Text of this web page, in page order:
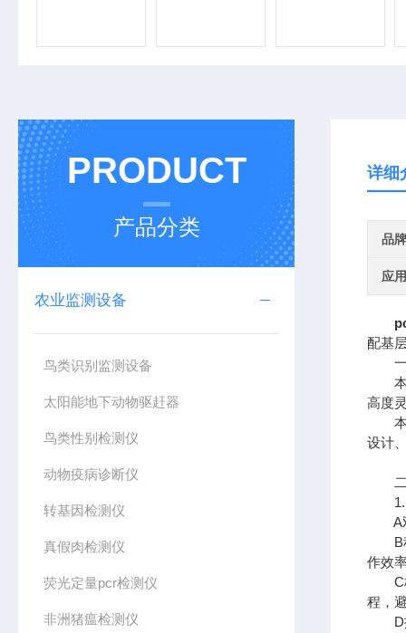
PRODUCT
产品分类
农业监测设备
鸟类识别监测设备
太阳能地下动物驱赶器
鸟类性别检测仪
动物疫病诊断仪
转基因检测仪
真假肉检测仪
荧光定量pcr检测仪
非洲猪瘟检测仪
详细
品牌
应
配基
一
本仪
高度
本仪
设计
二
1.智
A双
B程
作效
C极
程，
D操